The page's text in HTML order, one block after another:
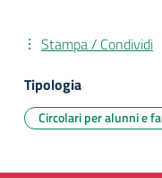
Stampa / Condividi
Tipologia
Circolari per alunni e